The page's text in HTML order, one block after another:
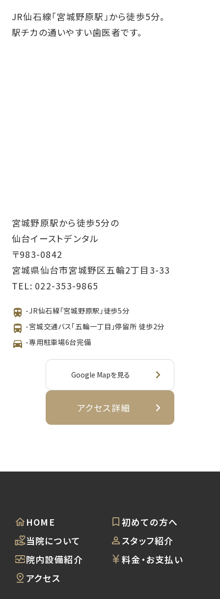
JR仙石線「宮城野原駅」から徒歩5分。
駅チカの通いやすい歯医者です。
宮城野原駅から徒歩5分の
仙台イーストデンタル
〒983-0842
宮城県仙台市宮城野区五輪2丁目3-33
TEL: 022-353-9865
-JR仙石線「宮城野原駅」徒歩5分
-宮城交通バス「五輪一丁目」停留所 徒歩2分
-専用駐車場6台完備
Google Mapを見る
アクセス詳細
HOME
初めての方へ
当院について
スタッフ紹介
院内設備紹介
料金・お支払い
アクセス